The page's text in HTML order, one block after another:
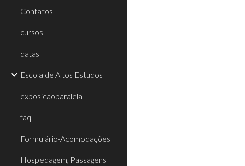
Contatos
cursos
datas
Escola de Altos Estudos
exposicaoparalela
faq
Formulário-Acomodações
Hospedagem, Passagens